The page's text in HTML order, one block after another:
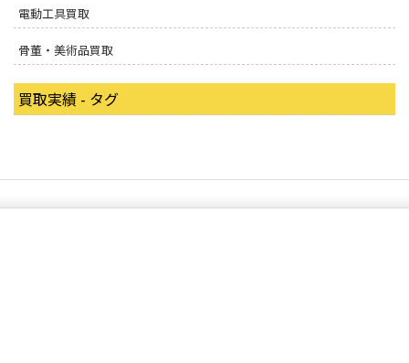
電動工具買取
骨董・美術品買取
買取実績 - タグ